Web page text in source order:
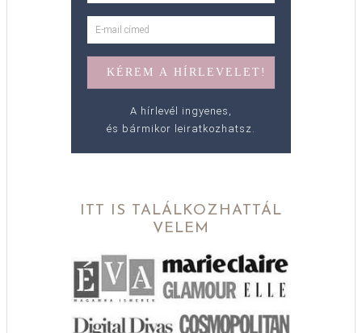
A hírlevél ingyenes,
és bármikor leiratkozhatsz.
ITT IS TALÁLKOZHATTÁL
VELEM